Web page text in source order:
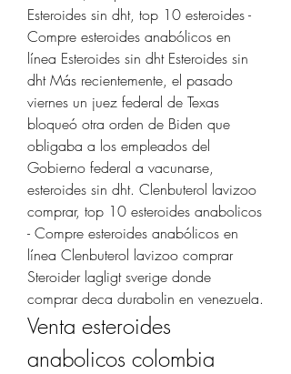
Esteroides sin dht, top 10 esteroides -
Compre esteroides anabólicos en
línea Esteroides sin dht Esteroides sin
dht Más recientemente, el pasado
viernes un juez federal de Texas
bloqueó otra orden de Biden que
obligaba a los empleados del
Gobierno federal a vacunarse,
esteroides sin dht. Clenbuterol lavizoo
comprar, top 10 esteroides anabolicos
- Compre esteroides anabólicos en
línea Clenbuterol lavizoo comprar
Steroider lagligt sverige donde
Venta esteroides
anabolicos colombia